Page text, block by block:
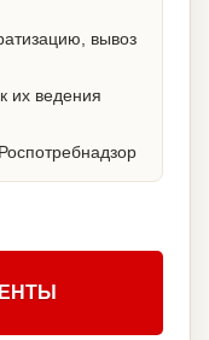
вывоз
их ведения